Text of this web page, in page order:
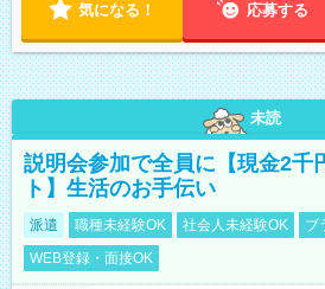
気になる！ 応募する
未読
説明会参加で全員に【現金2千
ト】生活のお手伝い
派遣 職種未経験OK 社会人未経験OK
ブ
WEB登録・面接OK